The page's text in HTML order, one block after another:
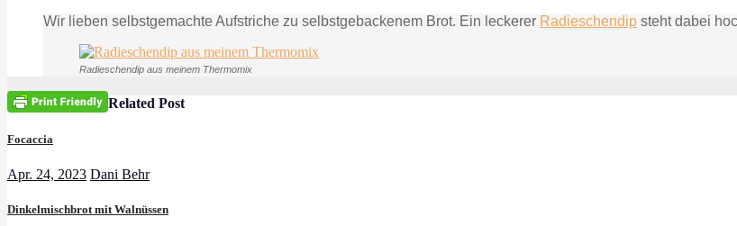
Wir lieben selbstgemachte Aufstriche zu selbstgebackenem Brot. Ein leckerer Radieschendip steht dabei
Radieschendip aus meinem Thermomix
Related Post
Focaccia
Apr. 24, 2023 Dani Behr
Dinkelmischbrot mit Walnüssen